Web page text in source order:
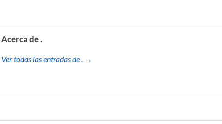
Acerca de .
Ver todas las entradas de . →